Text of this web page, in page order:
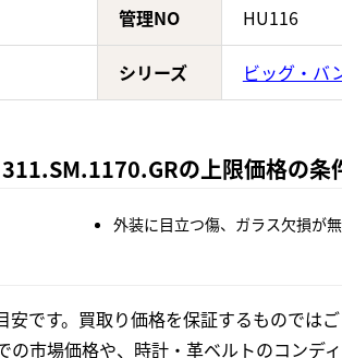
管理NO HU116
シリーズ ビッグ・バ
の上限価格の条
外装に目立つ傷、ガラス欠損が
です。買取り価格を保証するものでは
市場価格や、時計・革ベルトのコンデ